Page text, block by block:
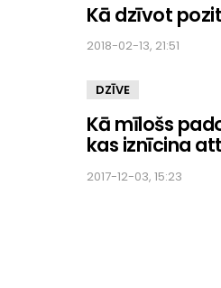
Kā dzīvot
2018-02-13, 21:51
DZĪVE
Kā mīlošs
kas iznīcina
2017-12-03, 15:23